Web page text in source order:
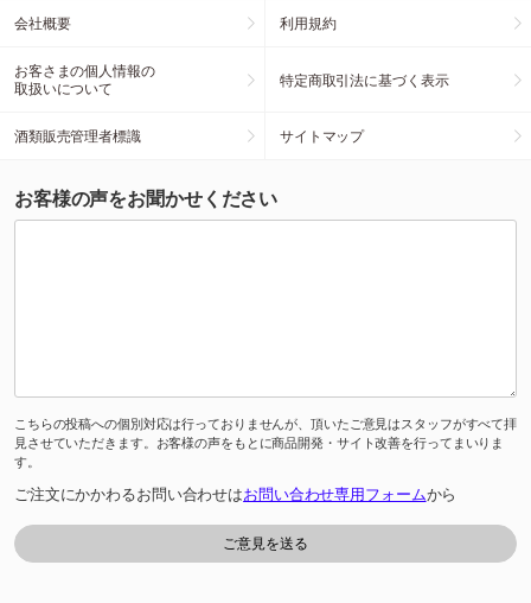
会社概要 利用規約
お客さまの個人情報の
取扱いについて
特定商取引法に基づく表示
酒類販売管理者標識 サイトマップ
お客様の声をお聞かせください
こちらの投稿への個別対応は行っておりませんが、頂いたご意見はスタッフがすべて拝
見させていただきます。お客様の声をもとに商品開発・サイト改善を行ってまいりま
す。
ご注文にかかわるお問い合わせはお問い合わせ専用フォームから